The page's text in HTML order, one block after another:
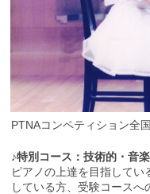
PTNAコンペティション全
♪特別コース：技術的・音
ピアノの上達を目指して
している方、受験コース